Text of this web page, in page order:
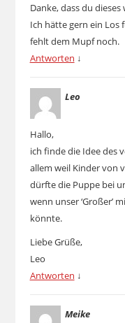
Danke, dass du
Ich hätte gern ein Los
fehlt dem Mupf noch.
Antworten ↓
Leo
Hallo,
ich finde die Idee des
allem weil Kinder von
dürfte die Puppe bei
wenn unser ‘Großer’
könnte.
Liebe Grüße,
Leo
Antworten ↓
Meike